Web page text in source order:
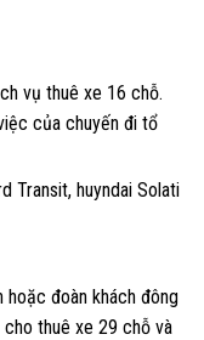
vụ thuê xe 16 chỗ.
của chuyến đi tổ
Transit, huyndai Solati
đoàn khách đông
thuê xe 29 chỗ và